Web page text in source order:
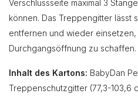
Verschlussseite maximal 3
können. Das Treppengitter lässt
entfernen und wieder
Durchgangsöffnung zu schaffen.
Inhalt des Kartons: BabyDan
Treppenschutzgitter (77,3-103,6